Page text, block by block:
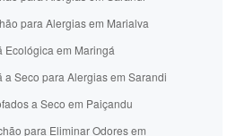
para Alergias em Marialva
Ecológica em Maringá
a Seco para Alergias em Sarandi
a Seco em Paiçandu
para Eliminar Odores em